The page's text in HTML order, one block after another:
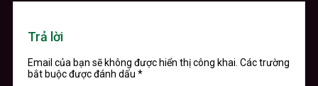
Trả lời
Email của bạn sẽ không được hiển thị công khai. Các trường
bắt buộc được đánh dấu *